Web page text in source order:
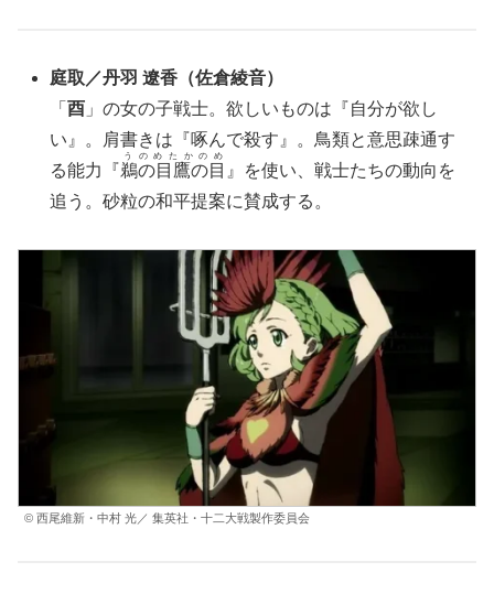
庭取 ／丹羽 遼香 （佐倉綾音）
「酉 」の女の子戦士。欲しいものは『自分が欲し
い』。肩書きは『啄んで殺す』。鳥類と意思疎通す
る能力『鵜の目鷹の目
うのめたかのめ
』を使い、戦士たちの動向を
追う。砂粒の和平提案に賛成する。
© 西尾維新・中村 光／ 集英社・十二大戦製作委員会